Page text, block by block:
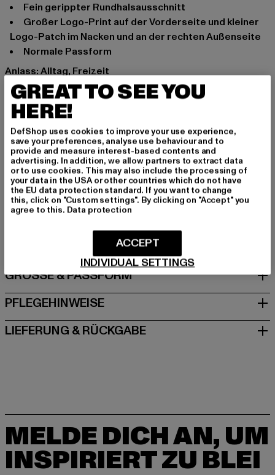
fein gerippter Rundhalsausschnitt
großer Logo-Print auf der Vorderseite und kleiner
Logo-Patch im Nacken und an der rechten Außenseite
normale Passform
Anlass: Alltag, Freizeit
Ausschnitt: Rundhals
Schnitt: Figurbetont
Marke: UNFAIR ATHLETICS
Kat.: T-Shirts
Farbe: schwarz
Hersteller Farbe: black
Materialzusammensetzung: 100% Baumwolle
Art.Nr: UNFR19001-00007
Hersteller: UTEX GmbH |
Tulbeckstraße 32 | 80339 München | DE
GRÖSSE & PASSFORM
PFLEGEHINWEISE
LIEFERUNG & RÜCKGABE
MELDE DICH AN, UM
INSPIRIERT ZU BLEI
GREAT TO SEE YOU
HERE!
DefShop uses cookies to improve your use experience,
save your preferences, analyse use behaviour and to
provide and measure interest-based contents and
advertising. In addition, we allow partners to extract data
or to use cookies. This may also include the processing of
your data in the USA or other countries which do not have
the EU data protection standard. If you want to change
this, click on "Custom settings". By clicking on "Accept" you
agree to this. Data protection
INDIVIDUAL SETTINGS
ACCEPT